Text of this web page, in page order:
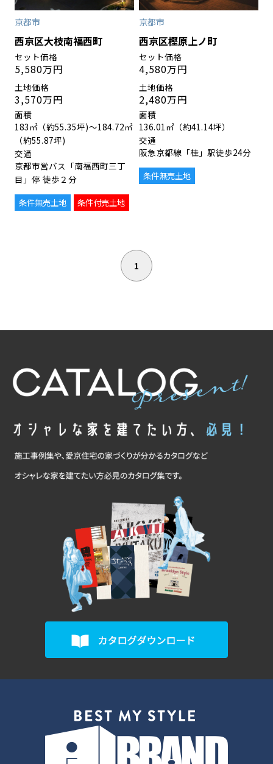
京都市
西京区大枝南福西町
5,580万円
3,570万円
183㎡（約55.35坪)〜184.72㎡
（約55.87坪)
京都市営バス「南福西町三丁
目」停 徒歩２分
条件無売土地
条件付売土地
京都市
西京区樫原上ノ町
4,580万円
2,480万円
136.01㎡（約41.14坪）
阪急京都線「桂」駅徒歩24分
条件無売土地
1